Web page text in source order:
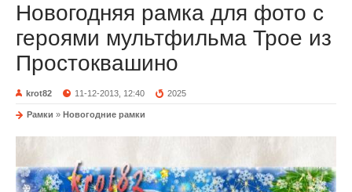
Новогодняя рамка для фото с
героями мультфильма Трое из
Простоквашино
krot82 11-12-2013, 12:40 2025
Рамки » Новогодние рамки